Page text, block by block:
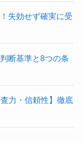
失効せず確実に受
断基準と8つの条
力・信頼性】徹底